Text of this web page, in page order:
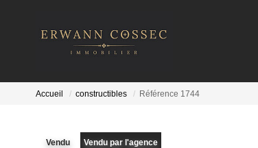
Accueil constructibles Référence 1744
Vendu Vendu par l'agence